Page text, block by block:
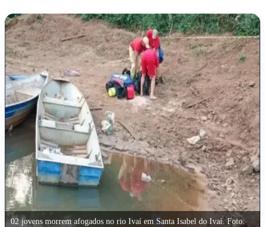
02 jovens morrem afogados no rio Ivaí em Santa Isabel do Ivaí. Foto: